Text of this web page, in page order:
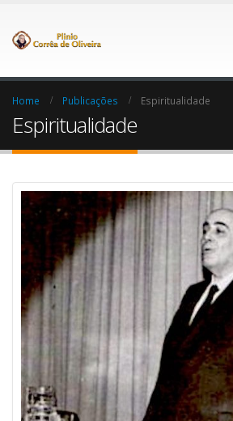
Home Publicações Espiritualidade
Espiritualidade